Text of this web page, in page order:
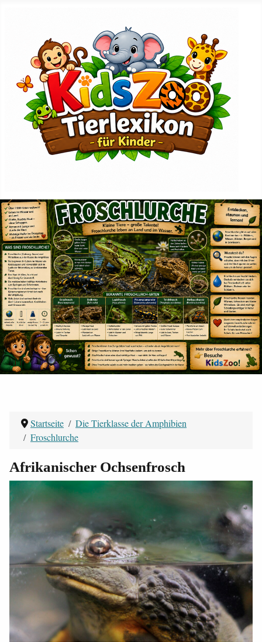
Startseite
Die Tierklasse der Amphibien
Froschlurche
Afrikanischer Ochsenfrosch